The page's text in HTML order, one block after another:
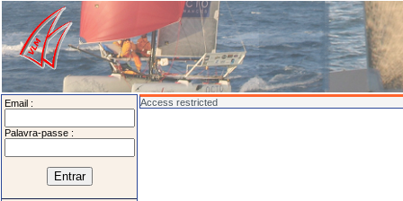
Email :
Palavra-passe :
Access restricted